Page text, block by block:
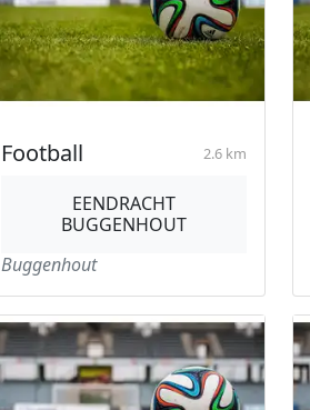
Football 2.6 km
EENDRACHT
BUGGENHOUT
Buggenhout